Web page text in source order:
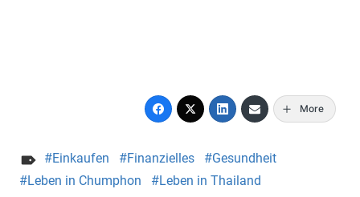
More
Einkaufen Finanzielles
Gesundheit
Leben in Chumphon
Leben in Thailand